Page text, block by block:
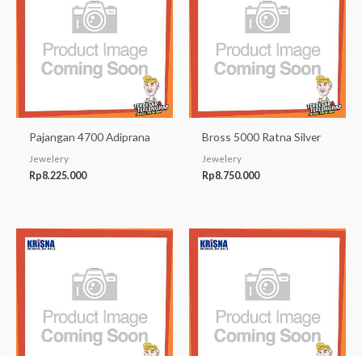
Pajangan 4700 Adiprana
Jewelery
Rp8.225.000
Bross 5000 Ratna Silver
Jewelery
Rp8.750.000